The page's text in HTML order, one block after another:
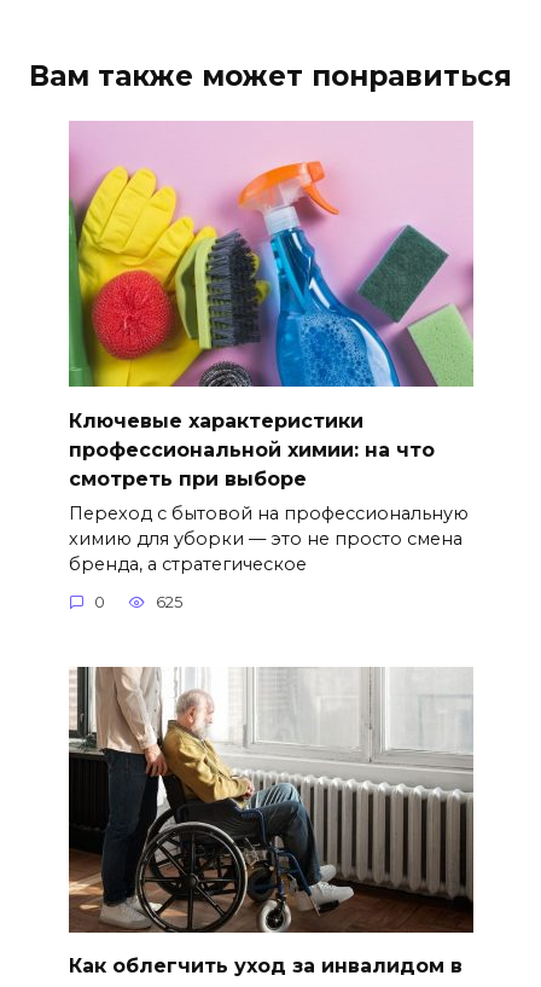
Вам также может понравиться
Ключевые характеристики
профессиональной химии: на что
смотреть при выборе
Переход с бытовой на профессиональную
химию для уборки — это не просто смена
бренда, а стратегическое
0 625
Как облегчить уход за инвалидом в